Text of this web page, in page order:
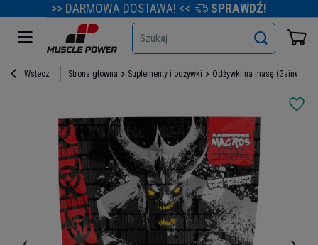
>> DARMOWA DOSTAWA! << SPRAWDŹ!
Szukaj
Wstecz Strona główna Suplementy i odżywki Odżywki na masę (Gainery)